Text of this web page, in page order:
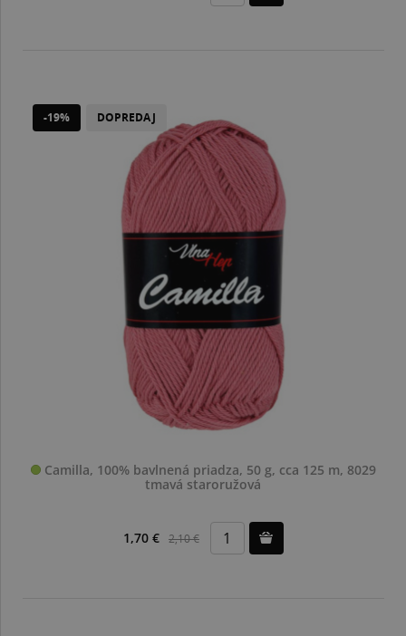
-19% DOPREDAJ
Camilla, 100% bavlnená priadza, 50 g, cca 125 m, 8029
tmavá staroružová
1,70 € 2,10 €